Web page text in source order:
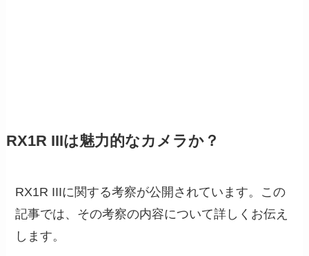
RX1R IIIは魅力的なカメラか？
RX1R IIIに関する考察が公開されています。この
記事では、その考察の内容について詳しくお伝え
します。